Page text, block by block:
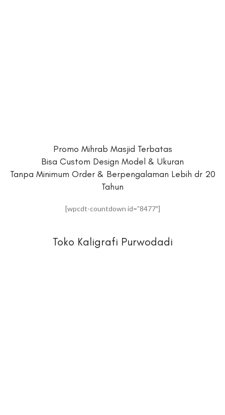
Promo Mihrab Masjid Terbatas
Bisa Custom Design Model & Ukuran
Tanpa Minimum Order & Berpengalaman Lebih dr 20
Tahun
[wpcdt-countdown id=”8477″]
Toko Kaligrafi Purwodadi